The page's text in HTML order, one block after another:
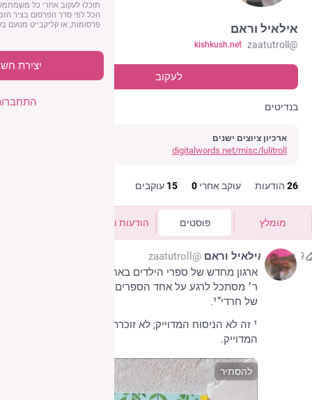
אילאיל וראם
@
zaatutroll
kishkush.net
לעקוב
בנדיטים
ארכיון ציוצים ישנים
digitalwords.net/misc/lulitroll
26 הודעות עוקב אחרי 0
15 עוקבים
מומלץ פוסטים הודעות ותגובות
9 ביוני אילאיל וראם @zaatutroll
של חרדי”¹.
המדוייק.
להסתיר
תוכלו לעקוב אחרי כל
הכל לפי סדר הפרסום בציר
פרסומות, או קליקבייט מטעם
יצירת